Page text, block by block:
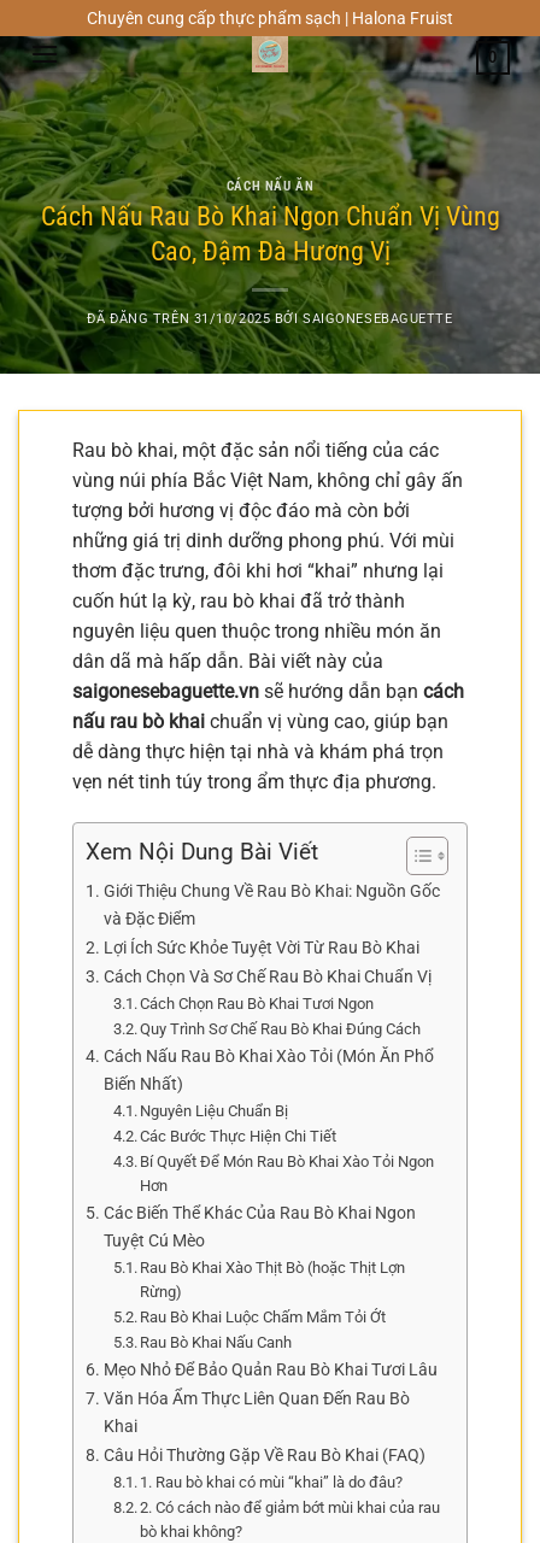
đến
nội
dung
Chuyên cung cấp thực phẩm sạch | Halona Fruist
0
CÁCH NẤU ĂN
Cách Nấu Rau Bò Khai Ngon Chuẩn Vị Vùng
Cao, Đậm Đà Hương Vị
ĐÃ ĐĂNG TRÊN 31/10/2025 BỞISAIGONESEBAGUETTE
Rau bò khai, một đặc sản nổi tiếng của các
vùng núi phía Bắc Việt Nam, không chỉ gây ấn
tượng bởi hương vị độc đáo mà còn bởi
những giá trị dinh dưỡng phong phú. Với mùi
thơm đặc trưng, đôi khi hơi “khai” nhưng lại
cuốn hút lạ kỳ, rau bò khai đã trở thành
nguyên liệu quen thuộc trong nhiều món ăn
dân dã mà hấp dẫn. Bài viết này của
saigonesebaguette.vn sẽ hướng dẫn bạn cách
nấu rau bò khai chuẩn vị vùng cao, giúp bạn
dễ dàng thực hiện tại nhà và khám phá trọn
vẹn nét tinh túy trong ẩm thực địa phương.
Xem Nội Dung Bài Viết
Giới Thiệu Chung Về Rau Bò Khai: Nguồn Gốc
và Đặc Điểm
Lợi Ích Sức Khỏe Tuyệt Vời Từ Rau Bò Khai
Cách Chọn Và Sơ Chế Rau Bò Khai Chuẩn Vị
Cách Chọn Rau Bò Khai Tươi Ngon
Quy Trình Sơ Chế Rau Bò Khai Đúng Cách
Cách Nấu Rau Bò Khai Xào Tỏi (Món Ăn Phổ
Biến Nhất)
Nguyên Liệu Chuẩn Bị
Các Bước Thực Hiện Chi Tiết
Bí Quyết Để Món Rau Bò Khai Xào Tỏi Ngon
Hơn
Các Biến Thể Khác Của Rau Bò Khai Ngon
Tuyệt Cú Mèo
Rau Bò Khai Xào Thịt Bò (hoặc Thịt Lợn
Rừng)
Rau Bò Khai Luộc Chấm Mắm Tỏi Ớt
Rau Bò Khai Nấu Canh
Mẹo Nhỏ Để Bảo Quản Rau Bò Khai Tươi Lâu
Văn Hóa Ẩm Thực Liên Quan Đến Rau Bò
Khai
Câu Hỏi Thường Gặp Về Rau Bò Khai (FAQ)
1. Rau bò khai có mùi “khai” là do đâu?
2. Có cách nào để giảm bớt mùi khai của rau
bò khai không?